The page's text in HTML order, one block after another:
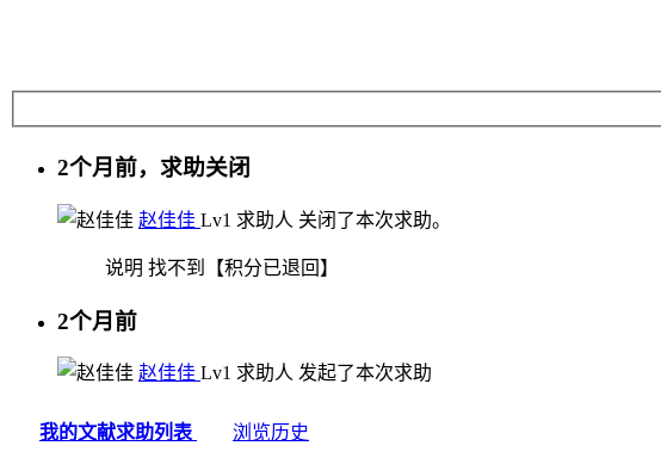
2个月前，求助关闭
赵佳佳 Lv1 求助人 关闭了本次求助。
说明 找不到【积分已退回】
2个月前
赵佳佳 Lv1 求助人 发起了本次求助
我的文献求助列表
浏览历史